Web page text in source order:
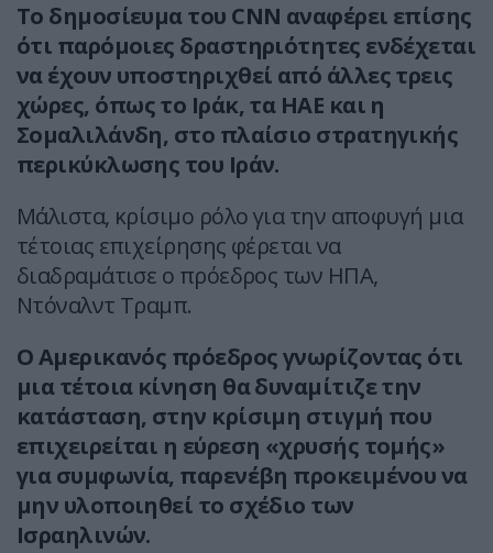
Το δημοσίευμα του CNN αναφέρει επίσης
ότι παρόμοιες δραστηριότητες ενδέχεται
να έχουν υποστηριχθεί από άλλες τρεις
χώρες, όπως το Ιράκ, τα ΗΑΕ και η
Σομαλιλάνδη, στο πλαίσιο στρατηγικής
περικύκλωσης του Ιράν.
Μάλιστα, κρίσιμο ρόλο για την αποφυγή μια
τέτοιας επιχείρησης φέρεται να
διαδραμάτισε ο πρόεδρος των ΗΠΑ,
Ντόναλντ Τραμπ.
Ο Αμερικανός πρόεδρος γνωρίζοντας ότι
μια τέτοια κίνηση θα δυναμίτιζε την
κατάσταση, στην κρίσιμη στιγμή που
επιχειρείται η εύρεση «χρυσής τομής»
για συμφωνία, παρενέβη προκειμένου να
μην υλοποιηθεί το σχέδιο των
Ισραηλινών.